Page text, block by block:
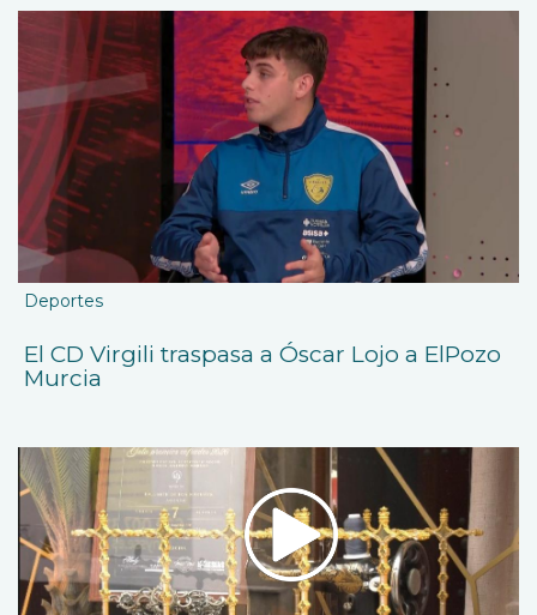
Deportes
El CD Virgili traspasa a Óscar Lojo a ElPozo
Murcia